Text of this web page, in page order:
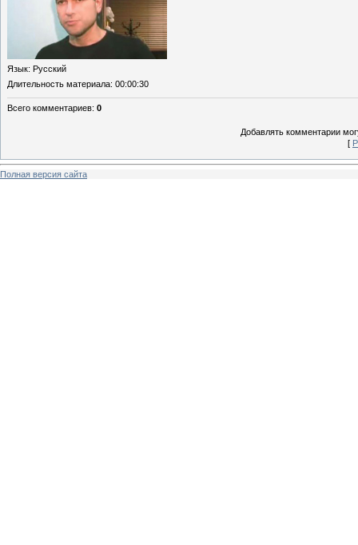
Язык: Русский
Длительность материала: 00:00:30
Всего комментариев: 0
Добавлять комментарии
[
Полная версия сайта